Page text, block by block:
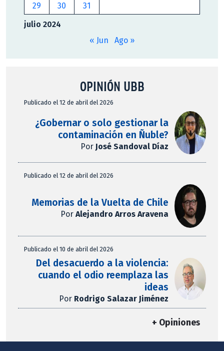
julio 2024
29
30 31
« Jun Ago »
OPINIÓN UBB
Publicado el 12 de abril del 2026
¿Gobernar o solo gestionar la
contaminación en Ñuble?
Por José Sandoval Díaz
Publicado el 12 de abril del 2026
Memorias de la Vuelta de Chile
PorAlejandro Arros Aravena
Publicado el 10 de abril del 2026
Del desacuerdo a la violencia:
cuando el odio reemplaza las
ideas
Por Rodrigo Salazar Jiménez
+ Opiniones